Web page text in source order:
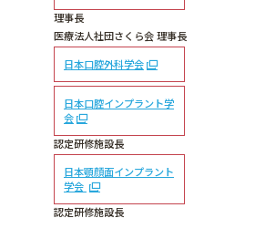
理事長
医療法人社団さくら会 理事長
日本口腔外科学会
日本口腔インプラント学
会
認定研修施設長
日本顎顔面インプラント
学会
認定研修施設長